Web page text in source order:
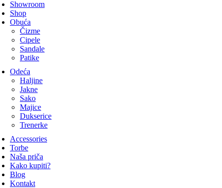
Showroom
Shop
Obuća
Čizme
Cipele
Sandale
Patike
Odeća
Haljine
Jakne
Sako
Majice
Dukserice
Trenerke
Accessories
Torbe
Naša priča
Kako kupiti?
Blog
Kontakt